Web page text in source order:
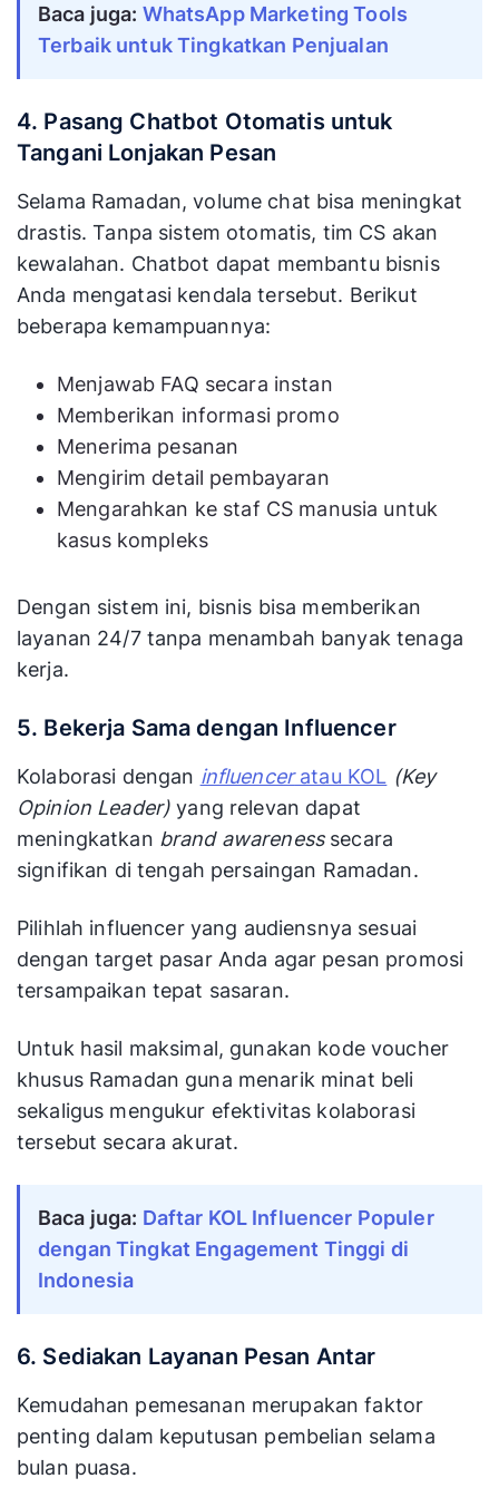
Baca juga: WhatsApp Marketing Tools
Terbaik untuk Tingkatkan Penjualan
4. Pasang Chatbot Otomatis untuk
Tangani Lonjakan Pesan
Selama Ramadan, volume chat bisa meningkat
drastis. Tanpa sistem otomatis, tim CS akan
kewalahan. Chatbot dapat membantu bisnis
Anda mengatasi kendala tersebut. Berikut
beberapa kemampuannya:
Menjawab FAQ secara instan
Memberikan informasi promo
Menerima pesanan
Mengirim detail pembayaran
Mengarahkan ke staf CS manusia untuk
kasus kompleks
Dengan sistem ini, bisnis bisa memberikan
layanan 24/7 tanpa menambah banyak tenaga
kerja.
5. Bekerja Sama dengan Influencer
Kolaborasi dengan influenceratau KOL (Key
Opinion Leader) yang relevan dapat
meningkatkan brand awarenesssecara
signifikan di tengah persaingan Ramadan.
Pilihlah influencer yang audiensnya sesuai
dengan target pasar Anda agar pesan promosi
tersampaikan tepat sasaran.
Untuk hasil maksimal, gunakan kode voucher
khusus Ramadan guna menarik minat beli
sekaligus mengukur efektivitas kolaborasi
tersebut secara akurat.
Baca juga: Daftar KOL Influencer Populer
dengan Tingkat Engagement Tinggi di
Indonesia
6. Sediakan Layanan Pesan Antar
Kemudahan pemesanan merupakan faktor
penting dalam keputusan pembelian selama
bulan puasa.